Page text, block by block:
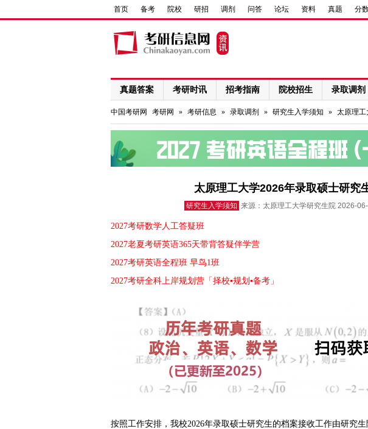
首页 备考 院校 研招 调剂 问答 论坛 资料 真题 分
真题答案 考研时讯 招考指南 院校招生 录取调剂
网络课程
中国考研网 考研网 » 考研信息 » 录取调剂 » 研究生入学须知 » 太原理工
太原理工大学2026年录取硕士研究
研究生入学须知 来源：太原理工大学研究生院 2026-
2027考研数学人工答疑班
2027老夏考研英语365天带背答疑伴学营
2027考研英语全程班 早鸟1班
2027考研全科上岸规划营「择校▪规划▪备考」
按照工作安排，我校2026年录取硕士研究生的档案接收工作由研究